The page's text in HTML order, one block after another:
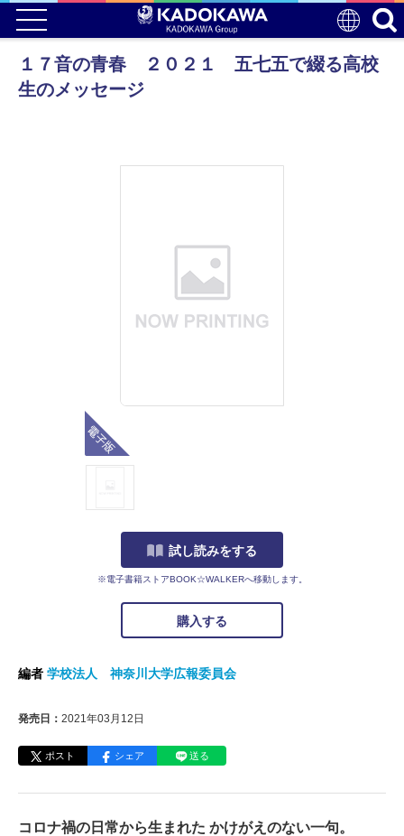
１７音の青春 ２０２１ 五七五で綴る高校
生のメッセージ
試し読みをする
※電子書籍ストアBOOK☆WALKERへ移動します。
購入する
編者 学校法人 神奈川大学広報委員会
発売日： 2021年03月12日
ポスト シェア 送る
コロナ禍の日常から生まれた かけがえのない一句。